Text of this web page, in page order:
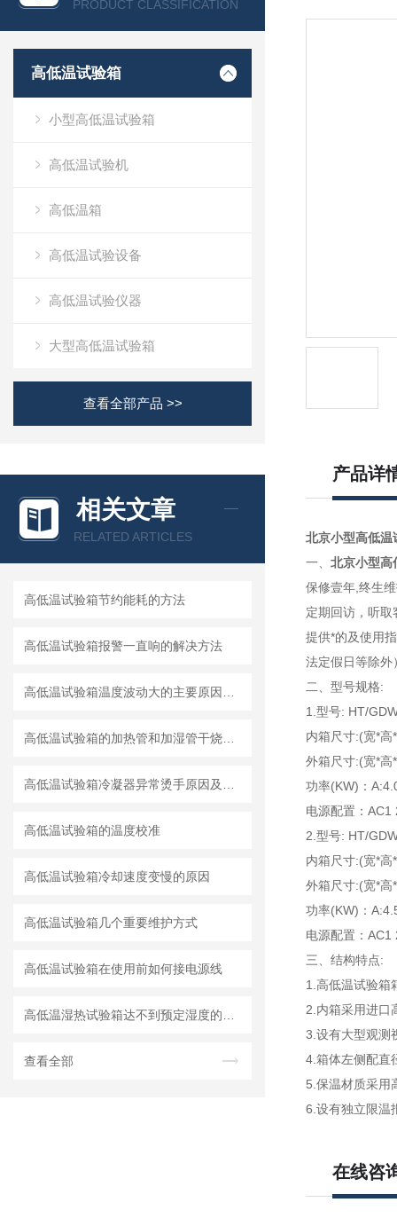
PRODUCT CLASSIFICATION
高低温试验箱
小型高低温试验箱
高低温试验机
高低温箱
高低温试验设备
高低温试验仪器
大型高低温试验箱
查看全部产品 >>
相关文章
RELATED ARTICLES
高低温试验箱节约能耗的方法
高低温试验箱报警一直响的解决方法
高低温试验箱的温度校准
高低温试验箱冷却速度变慢的原因
高低温试验箱几个重要维护方式
高低温试验箱在使用前如何接电源线
查看全部
产品详
北京小型高低温
一、 北京小型高
保修壹年,终生
定期回访，听
提供*的及使用
法定假日等除外
二、型号规格:
1.型号: HT/
内箱尺寸:(宽*
外箱尺寸:(宽*
功率(KW)：
电源配置：AC1
2.型号: HT/
内箱尺寸:(宽*
外箱尺寸:(宽*
功率(KW)：
电源配置：
三、结构特点:
1.高低温试验箱
2.内箱采用进口
3.设有大型观测
4.箱体左侧配直
5.保温材质采用
6.设有独立限温
在线咨